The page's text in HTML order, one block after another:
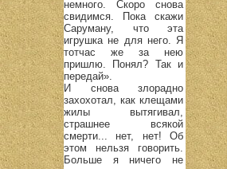
немного. Скоро снова
свидимся. Пока скажи
Саруману, что эта
игрушка не для него. Я
тотчас же за нею
пришлю. Понял? Так и
передай».
И снова злорадно
захохотал, как клещами
жилы вытягивал,
страшнее всякой
смерти... нет, нет! Об
этом нельзя говорить.
Больше я ничего не